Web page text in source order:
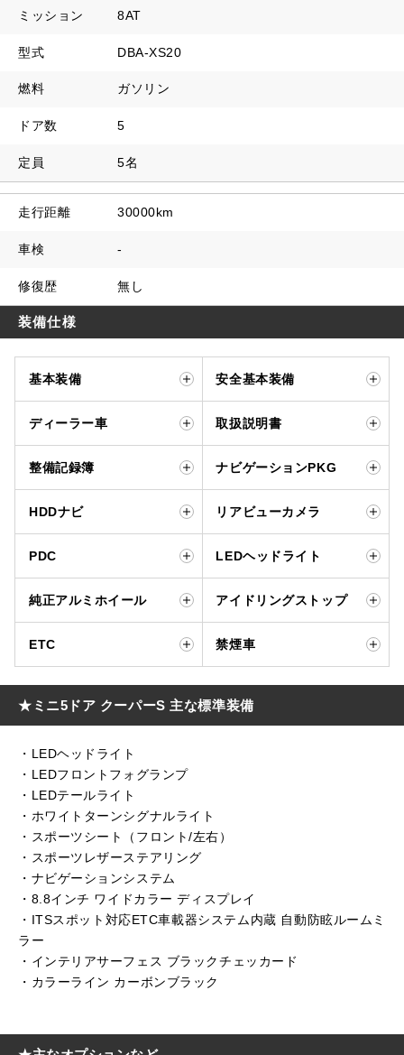
ミッション 8AT
型式 DBA-XS20
燃料 ガソリン
ドア数 5
定員 5名
走行距離 30000km
車検 -
修復歴 無し
装備仕様
基本装備 安全基本装備
ディーラー車 取扱説明書
整備記録簿 ナビゲーションPKG
HDDナビ リアビューカメラ
PDC LEDヘッドライト
純正アルミホイール アイドリングストップ
ETC 禁煙車
★ミニ5ドア クーパーS 主な標準装備
・LEDヘッドライト
・LEDフロントフォグランプ
・LEDテールライト
・ホワイトターンシグナルライト
・スポーツシート（フロント/左右）
・スポーツレザーステアリング
・ナビゲーションシステム
・8.8インチ ワイドカラー ディスプレイ
・ITSスポット対応ETC車載器システム内蔵 自動防眩ルームミ
ラー
・インテリアサーフェス ブラックチェッカード
・カラーライン カーボンブラック